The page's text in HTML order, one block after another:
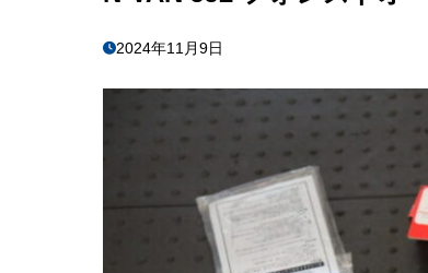
2024年11月9日